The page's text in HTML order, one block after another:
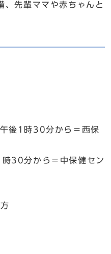
先輩ママや赤ちゃんと
後1時30分から＝西保
30分から＝中保健セン